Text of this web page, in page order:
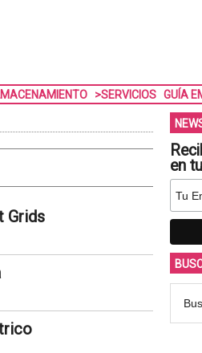
>SERVICIOS GUÍA
Grids
en